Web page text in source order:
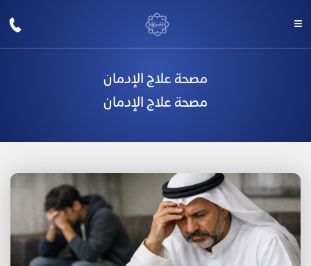
مصحة علاج الإدمان
مصحة علاج الإدمان